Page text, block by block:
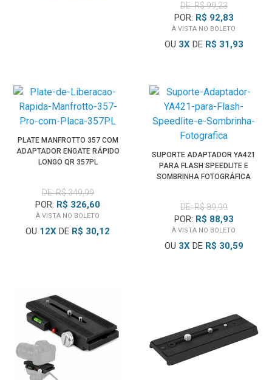
DE: R$ 99,23
POR: R$ 92,83
À VISTA NO BOLETO
OU 3XDE R$ 31,93
PLATE MANFROTTO 357 COM
ADAPTADOR ENGATE RÁPIDO
LONGO QR 357PL
DE: R$ 349,99
POR: R$ 326,60
À VISTA NO BOLETO
OU 12X DE R$ 30,12
SUPORTE ADAPTADOR YA421
PARA FLASH SPEEDLITE E
SOMBRINHA FOTOGRÁFICA
DE: R$ 89,99
POR: R$ 88,93
À VISTA NO BOLETO
OU 3XDE R$ 30,59